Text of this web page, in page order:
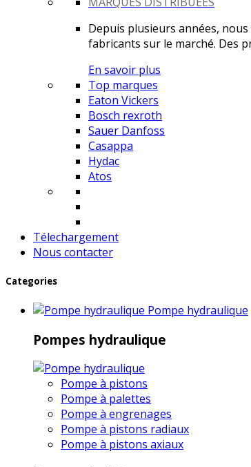
Depuis plusieurs années,
fabricants sur le marché. Des
En savoir plus
Top marques
Eaton Vickers
Bosch rexroth
Sauer Danfoss
Casappa
Hydac
Atos
Télechargement
Nous contacter
Categories
Pompe hydraulique
Pompes hydraulique
Pompe à pistons
Pompe à palettes
Pompe à engrenages
Pompe à pistons radiaux
Pompe à pistons axiaux